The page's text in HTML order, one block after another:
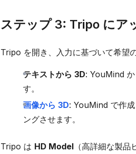
ステップ 3: Tripo にア
Tripo を開き、入力に基づいて希望
テキストから 3D: YouMind か
す。
画像から 3D: YouMind で作
ングさせます。
Tripo は HD Model （高詳細な製